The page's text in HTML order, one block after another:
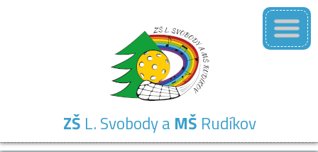
ZŠ L. Svobody a MŠ Rudíkov